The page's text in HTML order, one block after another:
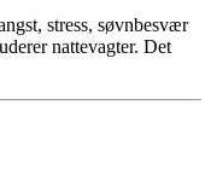
stress, søvnbesvær
nattevagter. Det